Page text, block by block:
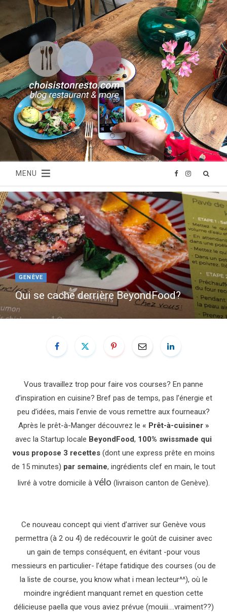
F
c
e
b
o
o
I
n
s
r
MENU
GENÈVE
Qui se cache derrière BeyondFood?
Vous travaillez trop pour faire vos courses? En panne
d’inspiration en cuisine? Bref pas de temps, pas l’énergie et
peu d’idées, mais l’envie de vous remettre aux fourneaux?
Après le prêt-à-Manger découvrez le « Prêt-à-cuisiner »
avec la Startup locale BeyondFood, 100% swissmade qui
vous propose 3 recettes (dont une express prête en moins
de 15 minutes) par semaine, ingrédients clef en main, le tout
livré à votre domicile à vélo (livraison canton de Genève).
Ce nouveau concept qui vient d’arriver sur Genève vous
permettra (à 2 ou 4) de redécouvrir le goût de cuisiner avec
un gain de temps conséquent, en évitant -pour vous
messieurs en particulier- l’étape fatidique des courses (ou de
la liste de course, you know what i mean lecteur^^), où le
moindre ingrédient manquant remet en question cette
délicieuse paella que vous aviez prévue (mouiii….vraiment??)